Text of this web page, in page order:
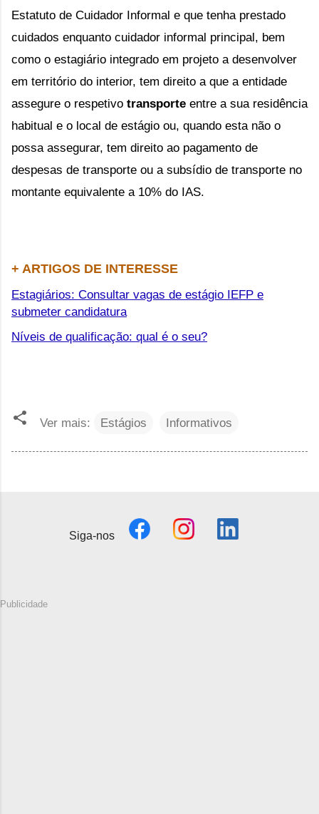
Estatuto de Cuidador Informal e que tenha prestado
cuidados enquanto cuidador informal principal, bem
como o estagiário integrado em projeto a desenvolver
em território do interior, tem direito a que a entidade
assegure o respetivo transporte entre a sua residência
habitual e o local de estágio ou, quando esta não o
possa assegurar, tem direito ao pagamento de
despesas de transporte ou a subsídio de transporte no
montante equivalente a 10% do IAS.
+ ARTIGOS DE INTERESSE
Estagiários: Consultar vagas de estágio IEFP e
submeter candidatura
Níveis de qualificação: qual é o seu?
Ver mais: Estágios Informativos
Siga-nos
Publicidade